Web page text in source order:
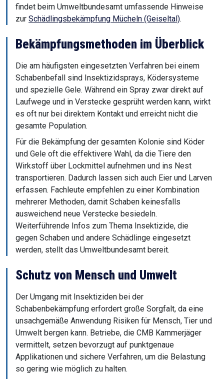
findet beim Umweltbundesamt umfassende Hinweise
zur Schädlingsbekämpfung Mücheln (Geiseltal).
Bekämpfungsmethoden im Überblick
Die am häufigsten eingesetzten Verfahren bei einem
Schabenbefall sind Insektizidsprays, Ködersysteme
und spezielle Gele. Während ein Spray zwar direkt auf
Laufwege und in Verstecke gesprüht werden kann, wirkt
es oft nur bei direktem Kontakt und erreicht nicht die
gesamte Population.
Für die Bekämpfung der gesamten Kolonie sind Köder
und Gele oft die effektivere Wahl, da die Tiere den
Wirkstoff über Lockmittel aufnehmen und ins Nest
transportieren. Dadurch lassen sich auch Eier und Larven
erfassen. Fachleute empfehlen zu einer Kombination
mehrerer Methoden, damit Schaben keinesfalls
ausweichend neue Verstecke besiedeln.
Weiterführende Infos zum Thema Insektizide, die
gegen Schaben und andere Schädlinge eingesetzt
werden, stellt das Umweltbundesamt bereit.
Schutz von Mensch und Umwelt
Der Umgang mit Insektiziden bei der
Schabenbekämpfung erfordert große Sorgfalt, da eine
unsachgemäße Anwendung Risiken für Mensch, Tier und
Umwelt bergen kann. Betriebe, die CMB Kammerjäger
vermittelt, setzen bevorzugt auf punktgenaue
Applikationen und sichere Verfahren, um die Belastung
so gering wie möglich zu halten.